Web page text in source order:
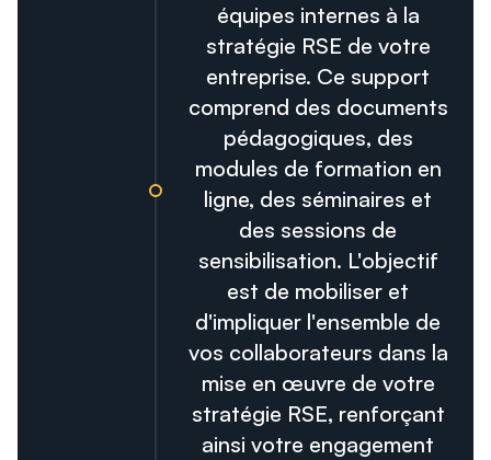
équipes internes à la
stratégie RSE de votre
entreprise. Ce support
comprend des documents
pédagogiques, des
modules de formation en
ligne, des séminaires et
des sessions de
sensibilisation. L'objectif
est de mobiliser et
d'impliquer l'ensemble de
vos collaborateurs dans la
mise en œuvre de votre
stratégie RSE, renforçant
ainsi votre engagement